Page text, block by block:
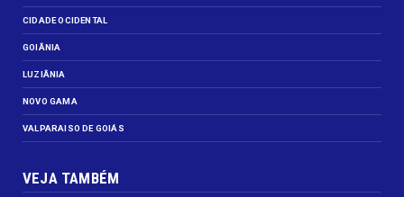
CIDADE OCIDENTAL
GOIÂNIA
LUZIÂNIA
NOVO GAMA
VALPARAISO DE GOIÁS
VEJA TAMBÉM